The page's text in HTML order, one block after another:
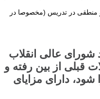
منطقی در تدریس (مخصوصا در
شورای عالی انقلاب
قبلی از بین رفته و
دارای مزایای